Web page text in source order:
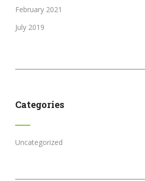
February 2021
July 2019
Categories
Uncategorized